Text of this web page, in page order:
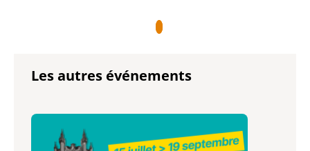
Les autres événements